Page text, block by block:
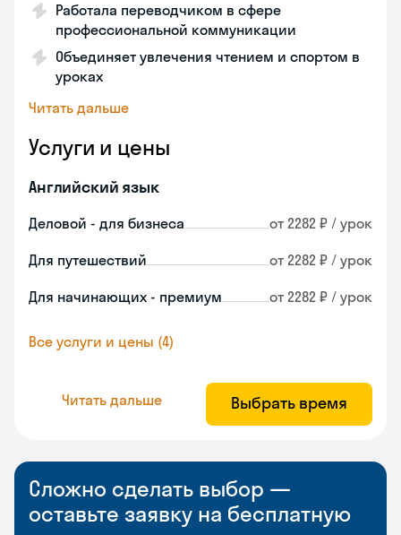
Работала переводчиком в сфере
профессиональной коммуникации
Объединяет увлечения чтением и спортом в
уроках
Читать дальше
Услуги и цены
Английский язык
Деловой - для бизнеса от 2282 ₽ / урок
Для путешествий от 2282 ₽ / урок
Для начинающих - премиум от 2282 ₽ / урок
Все услуги и цены (4)
Читать дальше Выбрать время
Сложно сделать выбор —
оставьте заявку на бесплатную